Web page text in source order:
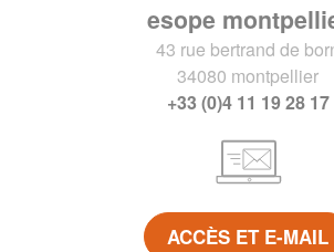
esope
43 rue bertrand de
34080 montpellier
+33 (0)4 11 19 28 17
ACCÈS ET E-MAIL